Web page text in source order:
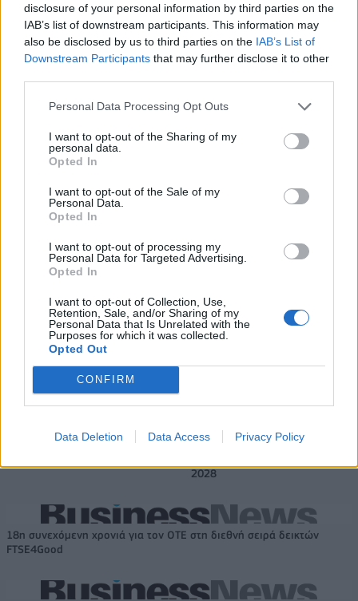
disclosure of your personal information by third parties on the
IAB’s list of downstream participants. This information may
also be disclosed by us to third parties on the IAB’s List of
Downstream Participants that may further disclose it to other
Personal Data Processing Opt Outs
I want to opt-out of the Sharing of my
personal data.
Opted In
I want to opt-out of the Sale of my
Personal Data.
Opted In
I want to opt-out of processing my
Personal Data for Targeted Advertising.
Opted In
I want to opt-out of Collection, Use,
Retention, Sale, and/or Sharing of my
Personal Data that Is Unrelated with the
Purposes for which it was collected.
Opted Out
CONFIRM
Data Deletion Data Access Privacy Policy
Νέο Audi A2 e-tron με στόχο την κορυφή της αποδοτικότητας
Ευρωπαϊκό Κορασίδων: Άνετη
πρεμιέρα, 78-36 την Ιρλανδία
Γιαννακόπουλος: «Όταν σου
καταστρέφεις» (vid)
ΕΛΣΤΑΤ: Στο 3,4% υποχώρησε ο πληθωρισμός τον Ιούλιο
Χρηματοδότηση 8 εκατ. ευρώ
σε 843 μέσα ενημέρωσης-
Ξεκίνησε το πενταετές
Metlen: Ρεκόρ EBITDA στο α'
εξάμηνο, στα 550 εκατ. ευρώ –
Η Chery επενδύει 75 εκατ. δολάρια στην KG Mobility
Το FIAT 500 Hybrid τώρα από
18.990 ευρώ
Ατρόμητος και Novibet
συνεχίζουν μαζί: Ανανέωση της
2028
18η συνεχόμενη χρονιά για τον ΟΤΕ στη διεθνή σειρά δεικτών
FTSE4Good